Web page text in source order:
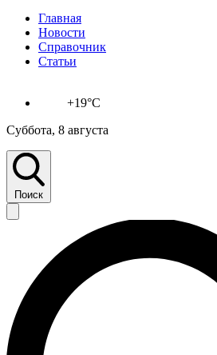
Главная
Новости
Справочник
Статьи
+19°C
Суббота, 8 августа
Поиск